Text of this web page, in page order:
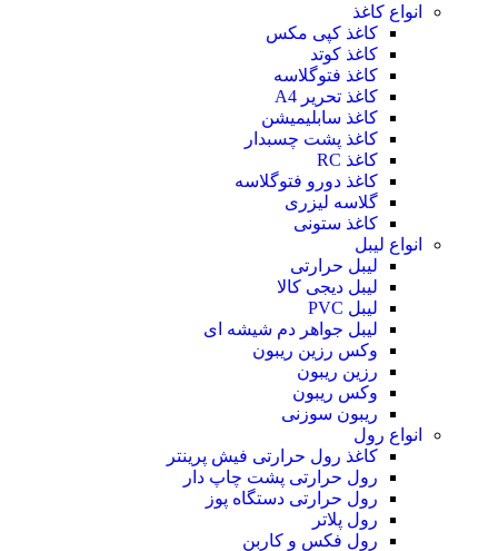
انواع کاغذ
کاغذ کپی مکس
کاغذ کوتد
کاغذ فتوگلاسه
کاغذ تحریر A4
کاغذ سابلیمیشن
کاغذ پشت چسبدار
کاغذ RC
کاغذ دورو فتوگلاسه
گلاسه لیزری
کاغذ ستونی
انواع لیبل
لیبل حرارتی
لیبل دیجی کالا
لیبل PVC
لیبل جواهر دم شیشه ای
وکس رزین ریبون
رزین ریبون
وکس ریبون
ریبون سوزنی
انواع رول
کاغذ رول حرارتی فیش پرینتر
رول حرارتی پشت چاپ دار
رول حرارتی دستگاه پوز
رول پلاتر
رول فکس و کاربن